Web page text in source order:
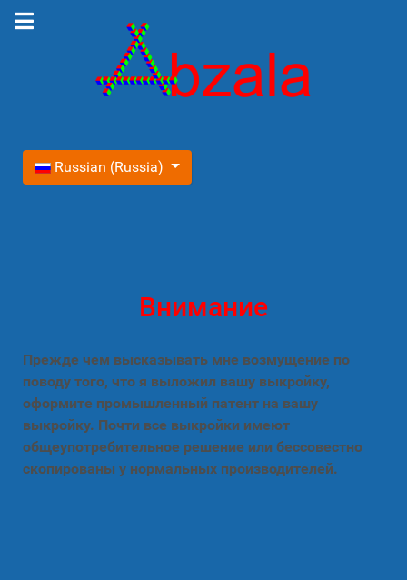
Выберите язык
Russian (Russia)
Внимание
Прежде чем высказывать мне возмущение по
поводу того, что я выложил вашу выкройку,
оформите промышленный патент на вашу
выкройку. Почти все выкройки имеют
общеупотребительное решение или бессовестно
скопированы у нормальных производителей.